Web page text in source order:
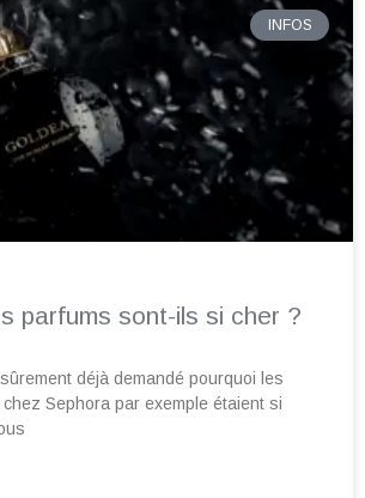
INFOS
parfums sont-ils si cher ?
déjà demandé pourquoi les
Sephora par exemple étaient si